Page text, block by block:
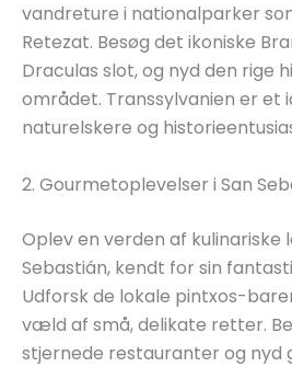
vandreture i nationalparker
Retezat. Besøg det ikoniske
Draculas slot, og nyd den rige
området. Transsylvanien er et
naturelskere og
2. Gourmetoplevelser i San
Oplev en verden af kulinariske
Sebastián, kendt for sin
Udforsk de lokale pintxos-
væld af små, delikate retter.
stjernede restauranter og nyd